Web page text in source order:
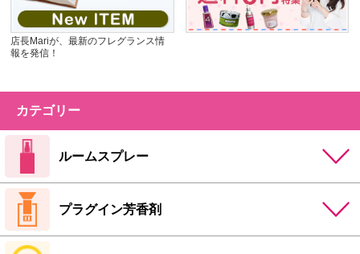
店長Mariが、最新のフレグランス情
報を発信！
カテゴリー
ルームスプレー
プラグイン芳香剤